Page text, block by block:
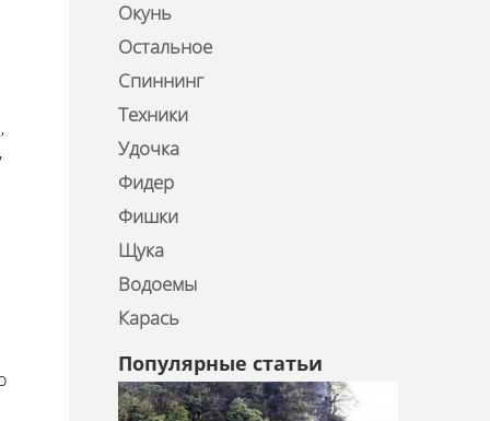
Окунь
Остальное
Спиннинг
Техники
Удочка
Фидер
Фишки
Щука
Водоемы
Карась
Популярные статьи